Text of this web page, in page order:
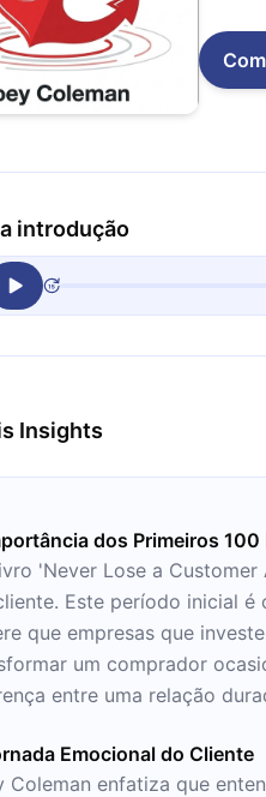
introdução
Insights
dos Primeiros 100
'Never Lose a
Este período inicial
que empresas que
um comprador
entre uma relação
Emocional do Cliente
Coleman enfatiza que